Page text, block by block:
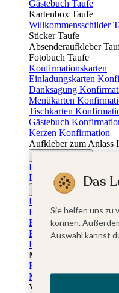
Gästebuch Taufe
Kartenbox Taufe
Willkommensschilder
Sticker Taufe
Absenderaufkleber
Fotobuch Taufe
Konfirmationskarten
Einladungskarten
Danksagung
Menükarten
Tischkarten
Gästebuch
Kerzen Konfirmation
Aufkleber zum Anlass
Einladungskarten
Dankeskarten Firmung
Jugendweihekarten
Einladungskarten
Dankeskarten
Einschulungskarten
Einladungskarten
Danksagung
Muttertag
Fotogeschenke
Muttertagskarten
Vatertag
Das
Sie helfen uns zu
können.
Auswahl kannst